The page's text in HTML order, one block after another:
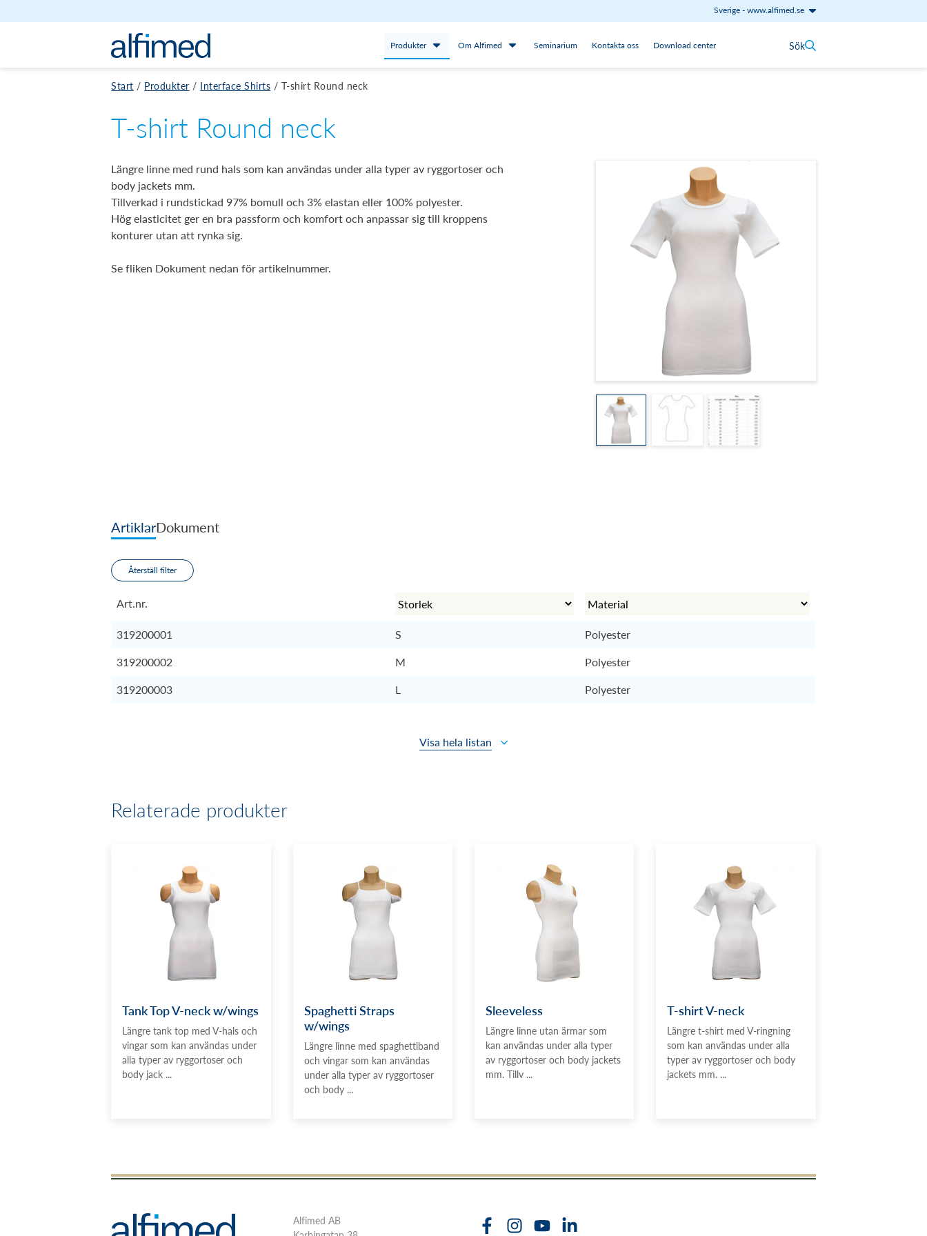
Sverige-www.alfimed.se
Hoppa till innehåll
Produkter Om Alfimed Seminarium Kontakta oss Download center Sök
Start / Produkter / Interface Shirts / T-shirt Round neck
T-shirt Round neck
Längre linne med rund hals som kan användas under alla typer av ryggortoser och
body jackets mm.
Tillverkad i rundstickad 97% bomull och 3% elastan eller 100% polyester.
Hög elasticitet ger en bra passform och komfort och anpassar sig till kroppens
konturer utan att rynka sig.
Se fliken Dokument nedan för artikelnummer.
ArtiklarDokument
Återställ filter
Art.nr.
319200001
S
Polyester
319200002
M
Polyester
319200003
L Polyester
Visa hela listan
Relaterade produkter
Tank Top V-neck w/wings
Längre tank top med V-hals och
vingar som kan användas under
alla typer av ryggortoser och
body jack ...
Spaghetti Straps
w/wings
Längre linne med spaghettiband
och vingar som kan användas
under alla typer av ryggortoser
och body ...
Sleeveless
Längre linne utan ärmar som
kan användas under alla typer
av ryggortoser och body jackets
mm. Tillv ...
T-shirt V-neck
Längre t-shirt med V-ringning
som kan användas under alla
typer av ryggortoser och body
jackets mm. ...
Alfimed AB